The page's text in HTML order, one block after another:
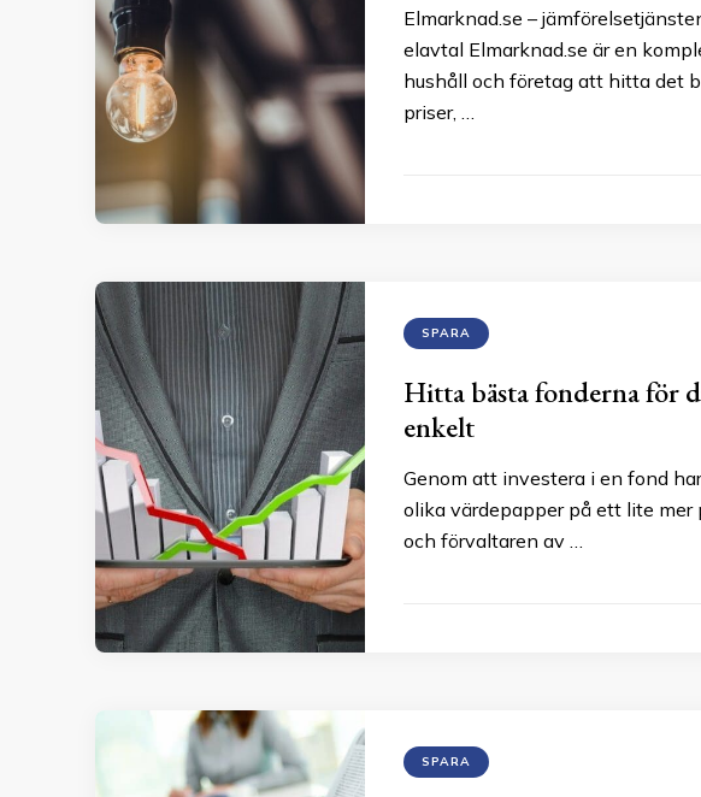
Elmarknad.se –
elavtal Elmarknad.se är en
hushåll och företag att hitta det
priser, …
SPARA
Hitta bästa fonderna för
enkelt
Genom att investera i en fond
olika värdepapper på ett lite
och förvaltaren av …
SPARA